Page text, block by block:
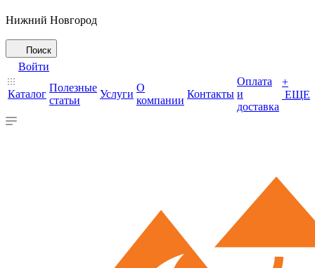
Нижний Новгород
Поиск
Войти
Каталог
Полезные
статьи
Услуги
О
компании
Контакты
Оплата
и
доставка
+
ЕЩЕ